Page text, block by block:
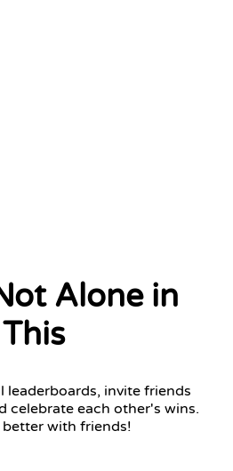
Alone in
This
leaderboards, invite friends
celebrate each other's wins.
better with friends!